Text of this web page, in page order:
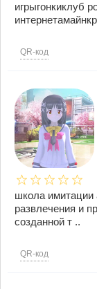
игрыгонкиклуб
QR-код
школа имитации
развлечения и
созданной т ..
QR-код